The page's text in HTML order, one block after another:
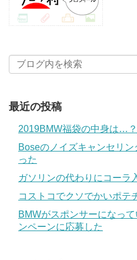
最近の投稿
2019BMW福袋の中身は…？
Boseのノイズキャンセリ
った
ガソリンの代わりにコーラ
コストコでクソでかいポテ
BMWがスポンサーになっ
ンペーンに応募した